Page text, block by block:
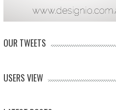
OUR TWEETS
USERS VIEW